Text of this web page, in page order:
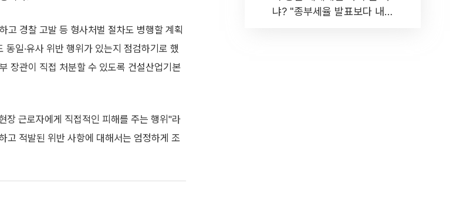
고 경찰 고발 등 형사처벌 절차도 병행할 계획
일·유사 위반 행위가 있는지 점검하기로 했
장관이 직접 처분할 수 있도록 건설산업기본
장 근로자에게 직접적인 피해를 주는 행위"라
고 적발된 위반 사항에 대해서는 엄정하게 조
냐? "종부세율 발표보다 내릴